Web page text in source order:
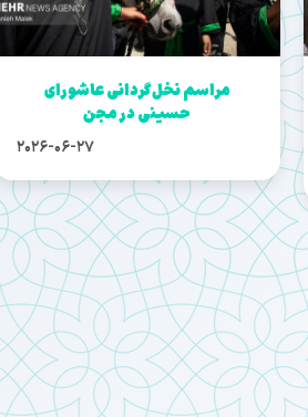
مراسم نخل‌گردانی عاشورای
حسینی در مجن
2026-06-27